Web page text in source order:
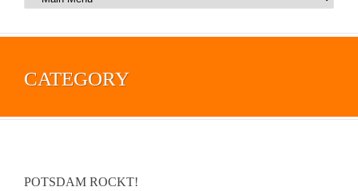
CATEGORY
POTSDAM ROCKT!